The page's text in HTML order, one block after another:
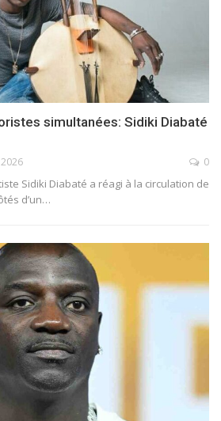
simultanées: Sidiki Diabaté
0
Sidiki Diabaté a réagi à la circulation de
d’un…